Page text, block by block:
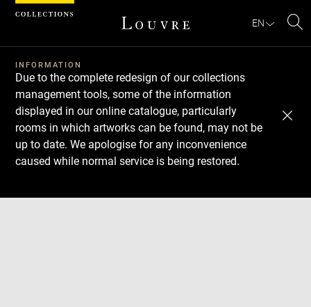
EN
INFORMATION
Due to the complete redesign of our collections
management tools, some of the information
displayed in our online catalogue, particularly
rooms in which artworks can be found, may not be
up to date. We apologise for any inconvenience
caused while normal service is being restored.
Download
Next
Previous
Cookies management panel